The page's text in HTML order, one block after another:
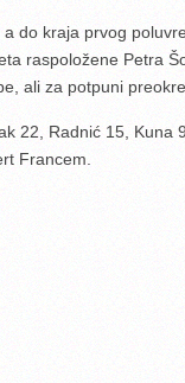
do kraja prvog
raspoložene Petra
ali za potpuni
22, Radnić 15, Kuna
Francem.